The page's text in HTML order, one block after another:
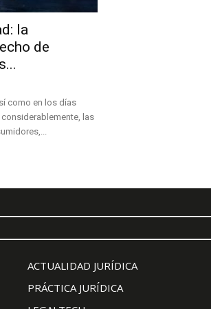
la
de
como en los días
las
ACTUALIDAD JURÍDICA
PRÁCTICA JURÍDICA